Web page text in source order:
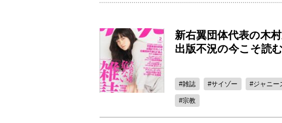
新右翼団体代表の木
出版不況の今こそ読
雑誌 サイゾー ジャニー
宗教